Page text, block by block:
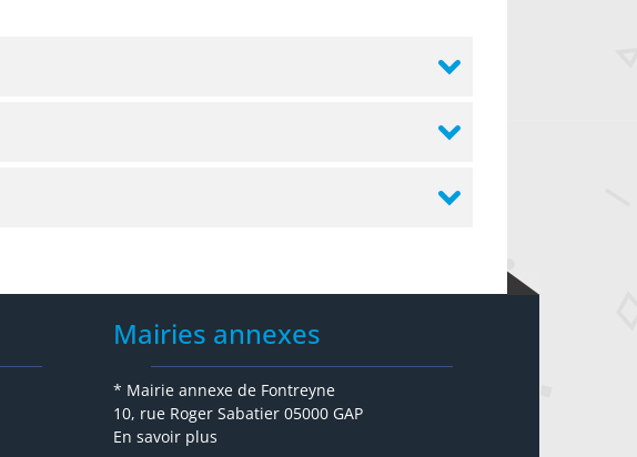
Mairies annexes
* Mairie annexe de Fontreyne
10, rue Roger Sabatier 05000 GAP
En savoir plus